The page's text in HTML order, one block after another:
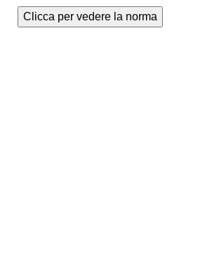
Clicca per vedere la norma